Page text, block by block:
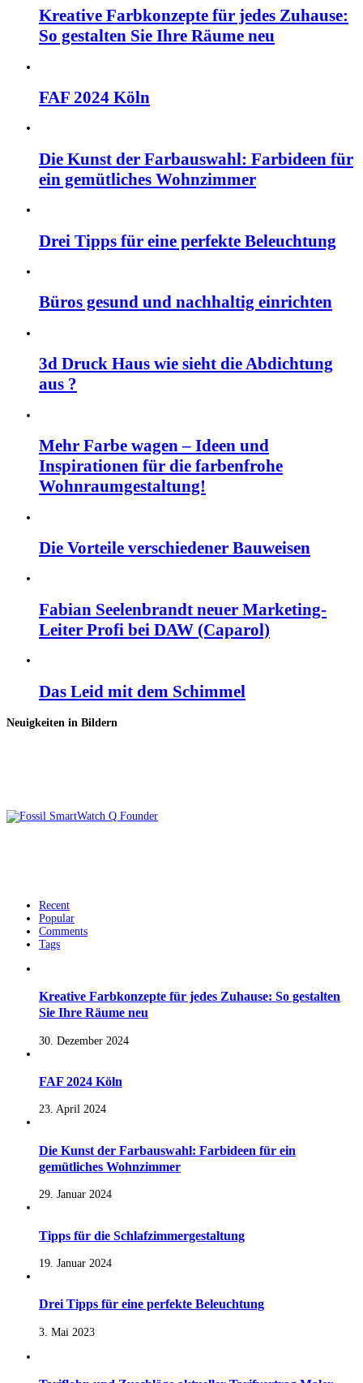
Kreative Farbkonzepte für jedes Zuhause:
So gestalten Sie Ihre Räume neu
FAF 2024 Köln
Die Kunst der Farbauswahl: Farbideen für
ein gemütliches Wohnzimmer
Drei Tipps für eine perfekte Beleuchtung
Büros gesund und nachhaltig einrichten
3d Druck Haus wie sieht die Abdichtung
aus ?
Mehr Farbe wagen – Ideen und
Inspirationen für die farbenfrohe
Wohnraumgestaltung!
Die Vorteile verschiedener Bauweisen
Fabian Seelenbrandt neuer Marketing-
Leiter Profi bei DAW (Caparol)
Das Leid mit dem Schimmel
Neuigkeiten in Bildern
Recent
Popular
Comments
Tags
Kreative Farbkonzepte für jedes Zuhause: So gestalten
Sie Ihre Räume neu
30. Dezember 2024
FAF 2024 Köln
23. April 2024
Die Kunst der Farbauswahl: Farbideen für ein
gemütliches Wohnzimmer
29. Januar 2024
Tipps für die Schlafzimmergestaltung
19. Januar 2024
Drei Tipps für eine perfekte Beleuchtung
3. Mai 2023